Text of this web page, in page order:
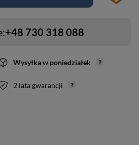
+48 730 318 088
Wysyłkaw poniedziałek
2 lata gwarancji